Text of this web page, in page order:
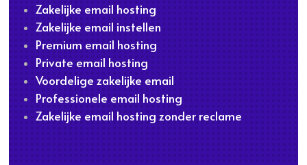
Zakelijke email hosting
Zakelijke email instellen
Premium email hosting
Private email hosting
Voordelige zakelijke email
Professionele email hosting
Zakelijke email hosting zonder reclame